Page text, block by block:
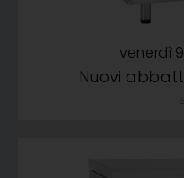
venerdì
Nuovi